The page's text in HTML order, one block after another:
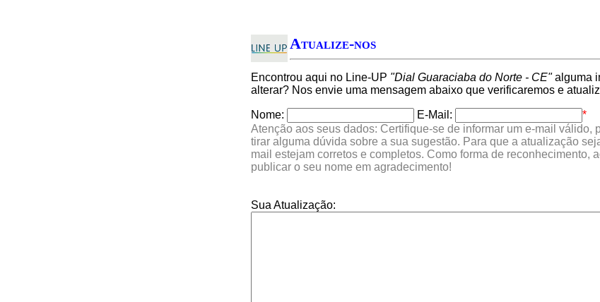
Atualize-nos
Encontrou aqui no Line-UP "Dial Guaraciaba do Norte - CE"alguma
alterar? Nos envie uma mensagem abaixo que verificaremos e
Nome: E-Mail:
*
Atenção aos seus dados: Certifique-se de informar um e-mail válido,
tirar alguma dúvida sobre a sua sugestão. Para que a atualização
mail estejam corretos e completos. Como forma de reconhecimento,
publicar o seu nome em agradecimento!
Sua Atualização: